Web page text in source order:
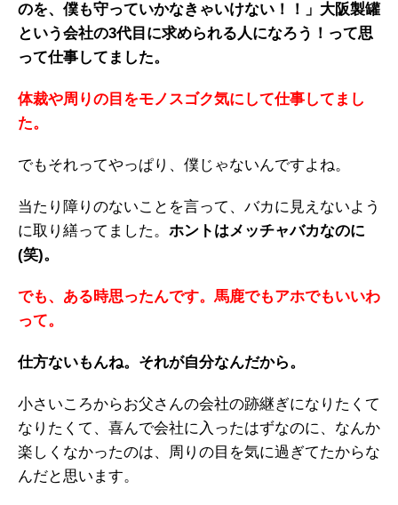
のを、僕も守っていかなきゃいけない！！」大阪製罐
という会社の3代目に求められる人になろう！って思
って仕事してました。
体裁や周りの目をモノスゴク気にして仕事してまし
た。
でもそれってやっぱり、僕じゃないんですよね。
当たり障りのないことを言って、バカに見えないよう
に取り繕ってました。 ホントはメッチャバカなのに
(笑)。
でも、ある時思ったんです。馬鹿でもアホでもいいわ
って。
仕方ないもんね。それが自分なんだから。
小さいころからお父さんの会社の跡継ぎになりたくて
なりたくて、喜んで会社に入ったはずなのに、なんか
楽しくなかったのは、周りの目を気に過ぎてたからな
んだと思います。